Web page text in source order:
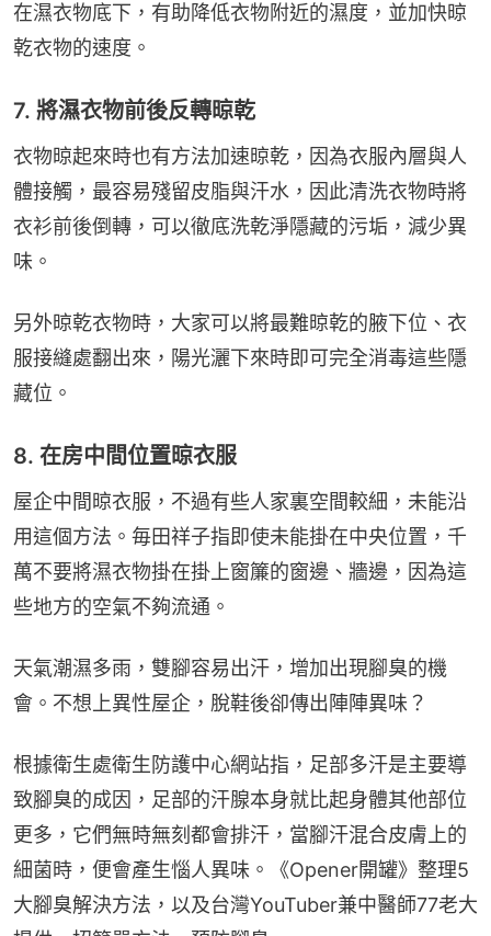
在濕衣物底下，有助降低衣物附近的濕度，並加快晾
乾衣物的速度。
7. 將濕衣物前後反轉晾乾
衣物晾起來時也有方法加速晾乾，因為衣服內層與人
體接觸，最容易殘留皮脂與汗水，因此清洗衣物時將
衣衫前後倒轉，可以徹底洗乾淨隱藏的污垢，減少異
味。
另外晾乾衣物時，大家可以將最難晾乾的腋下位、衣
服接縫處翻出來，陽光灑下來時即可完全消毒這些隱
藏位。
8. 在房中間位置晾衣服
屋企中間晾衣服，不過有些人家裏空間較細，未能沿
用這個方法。毎田祥子指即使未能掛在中央位置，千
萬不要將濕衣物掛在掛上窗簾的窗邊、牆邊，因為這
些地方的空氣不夠流通。
天氣潮濕多雨，雙腳容易出汗，增加出現腳臭的機
會。不想上異性屋企，脫鞋後卻傳出陣陣異味？
根據衛生處衛生防護中心網站指，足部多汗是主要導
致腳臭的成因，足部的汗腺本身就比起身體其他部位
更多，它們無時無刻都會排汗，當腳汗混合皮膚上的
細菌時，便會產生惱人異味。《Opener開罐》整理5
大腳臭解決方法，以及台灣YouTuber兼中醫師77老大